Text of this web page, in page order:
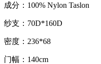
成分：100% Nylon Taslon
纱支：70D*160D
密度：236*68
门幅：140cm